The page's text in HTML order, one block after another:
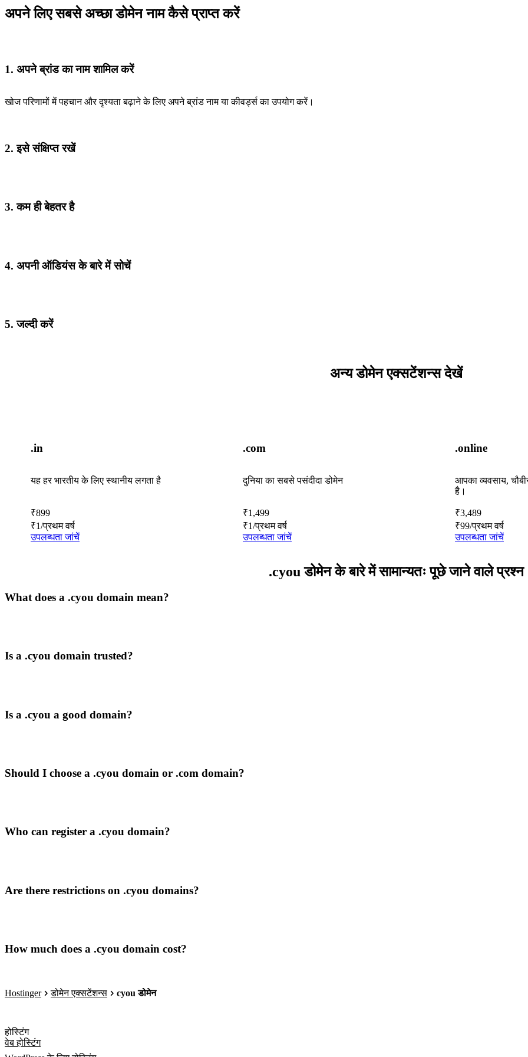
अपने लिए सबसे अच्छा डोमेन नाम कैसे प्राप्त करें
1. अपने ब्रांड का नाम शामिल करें
खोज परिणामों में पहचान और दृश्यता बढ़ाने के लिए अपने ब्रांड नाम या कीवर्ड्स का उपयोग करें।
2. इसे संक्षिप्त रखें
3. कम ही बेहतर है
4. अपनी ऑडियंस के बारे में सोचें
5. जल्दी करें
अन्य डोमेन एक्सटेंशन्स देखें
.in
यह हर भारतीय के लिए स्थानीय लगता है
₹899
₹1/प्रथम वर्ष
उपलब्धता जांचें
.com
दुनिया का सबसे पसंदीदा डोमेन
₹1,499
₹1/प्रथम वर्ष
उपलब्धता जांचें
.online
आपका व्यवसाय,
है।
₹3,489
₹99/प्रथम वर्ष
उपलब्धता जांचें
.cyou डोमेन के बारे में सामान्यतः पूछे जाने वाले प्रश्न
What does a .cyou domain mean?
Is a .cyou domain trusted?
Is a .cyou a good domain?
Should I choose a .cyou domain or .com domain?
Who can register a .cyou domain?
Are there restrictions on .cyou domains?
How much does a .cyou domain cost?
Hostinger डोमेन एक्सटेंशन्स cyou डोमेन
होस्टिंग
वेब होस्टिंग